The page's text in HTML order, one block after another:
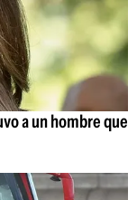
a un hombre que